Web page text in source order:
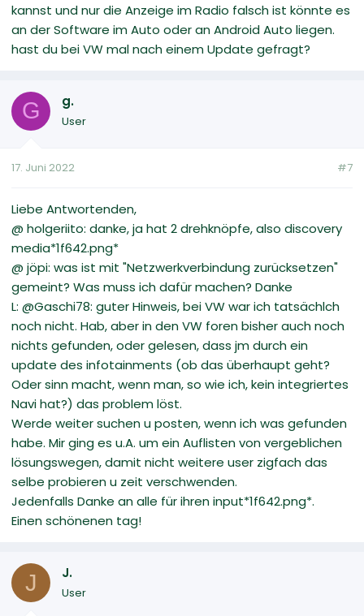
kannst und nur die Anzeige im Radio falsch ist könnte es
an der Software im Auto oder an Android Auto liegen.
hast du bei VW mal nach einem Update gefragt?
G g.
User
17. Juni 2022 #7
Liebe Antwortenden,
@ holgeriito: danke, ja hat 2 drehknöpfe, also discovery
media*1f642.png*
@ jöpi: was ist mit "Netzwerkverbindung zurücksetzen"
gemeint? Was muss ich dafür machen? Danke
L: @Gaschi78: guter Hinweis, bei VW war ich tatsächlch
noch nicht. Hab, aber in den VW foren bisher auch noch
nichts gefunden, oder gelesen, dass jm durch ein
update des infotainments (ob das überhaupt geht?
Oder sinn macht, wenn man, so wie ich, kein integriertes
Navi hat?) das problem löst.
Werde weiter suchen u posten, wenn ich was gefunden
habe. Mir ging es u.A. um ein Auflisten von vergeblichen
lösungswegen, damit nicht weitere user zigfach das
selbe probieren u zeit verschwenden.
Jedenfalls Danke an alle für ihren input*1f642.png*.
Einen schönenen tag!
J J.
User